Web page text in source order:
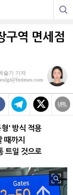
구역 면세점
슬기 기자
' 방식 적용
때까지
트일 것으로